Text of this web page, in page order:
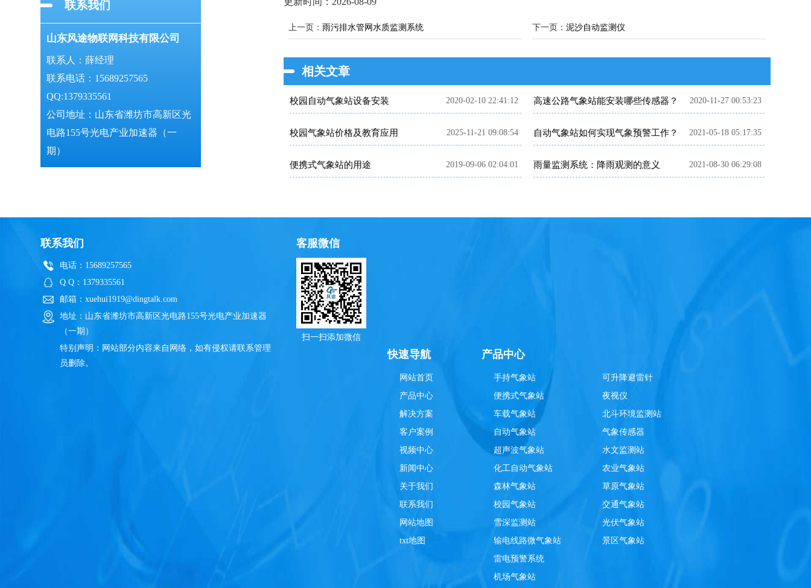
联系我们
山东风途物联网科技有限公司
联系人：薛经理
联系电话：15689257565
QQ:1379335561
公司地址：山东省潍坊市高新区光
电路155号光电产业加速器（一
期）
上一页： 雨污排水管网水质监测系统 下一页： 泥沙自动监测仪
相关文章
校园自动气象站设备安装 2020-02-10 22:41:12 高速公路气象站能安装哪些传感器？ 2020-11-27 00:53:23
校园气象站价格及教育应用 2025-11-21 09:08:54 自动气象站如何实现气象预警工作？ 2021-05-18 05:17:35
便携式气象站的用途 2019-09-06 02:04:01 雨量监测系统：降雨观测的意义 2021-08-30 06:29:08
联系我们
电话：15689257565
Q Q：1379335561
邮箱：xuehui1919@dingtalk.com
地址：山东省潍坊市高新区光电路155号光电产业加速器
（一期）
特别声明：网站部分内容来自网络，如有侵权请联系管理
员删除。
客服微信
扫一扫添加微信
快速导航
网站首页
产品中心
解决方案
客户案例
视频中心
新闻中心
关于我们
联系我们
网站地图
txt地图
产品中心
手持气象站
便携式气象站
车载气象站
自动气象站
超声波气象站
化工自动气象站
森林气象站
校园气象站
雪深监测站
输电线路微气象站
雷电预警系统
机场气象站
可升降避雷针
夜视仪
北斗环境监测站
气象传感器
水文监测站
农业气象站
草原气象站
交通气象站
光伏气象站
景区气象站